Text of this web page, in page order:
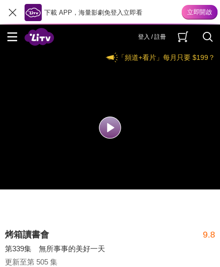
下載 APP，海量影劇免登入立即看
登入 / 註冊
「頻道+看片」每月只要 $199？
烤箱讀書會 9.8
第339集 無所事事的美好一天
更新至第 505 集